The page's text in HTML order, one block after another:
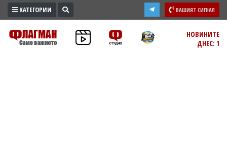
ПРОМО
ЗОНА
КАТЕГОРИИ ВАШИЯТ СИГНАЛ
НОВИНИТЕ
ДНЕС: 1